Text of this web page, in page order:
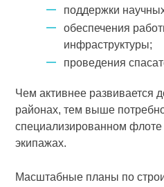
поддержки
обеспечения
инфраструктуры;
проведения
Чем активнее развивается
районах, тем выше
специализированном
экипажах.
Масштабные планы по